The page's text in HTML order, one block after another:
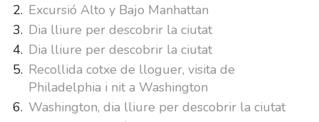
Excursió Alto y Bajo Manhattan
Dia lliure per descobrir la ciutat
Dia lliure per descobrir la ciutat
Recollida cotxe de lloguer, visita de
Philadelphia i nit a Washington
Washington, dia lliure per descobrir la ciutat